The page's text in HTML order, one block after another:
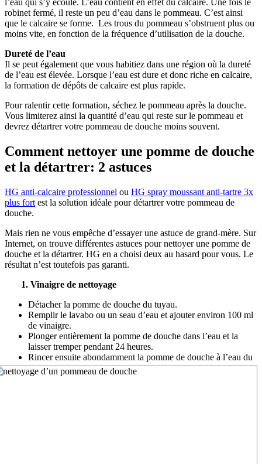
l’eau qui s’y écoule. L’eau contient en effet du calcaire. Une fois le
robinet fermé, il reste un peu d’eau dans le pommeau. C’est ainsi
que le calcaire se forme. Les trous du pommeau s’obstruent plus ou
moins vite, en fonction de la fréquence d’utilisation de la douche.
Dureté de l’eau
Il se peut également que vous habitiez dans une région où la dureté
de l’eau est élevée. Lorsque l’eau est dure et donc riche en calcaire,
la formation de dépôts de calcaire est plus rapide.
Pour ralentir cette formation, séchez le pommeau après la douche.
Vous limiterez ainsi la quantité d’eau qui reste sur le pommeau et
devrez détartrer votre pommeau de douche moins souvent.
Comment nettoyer une pomme de douche
et la détartrer: 2 astuces
HG anti-calcaire professionnel ou HG spray moussant anti-tartre 3x
plus fort est la solution idéale pour détartrer votre pommeau de
douche.
Mais rien ne vous empêche d’essayer une astuce de grand-mère. Sur
Internet, on trouve différentes astuces pour nettoyer une pomme de
douche et la détartrer. HG en a choisi deux au hasard pour vous. Le
résultat n’est toutefois pas garanti.
1. Vinaigre de nettoyage
Détacher la pomme de douche du tuyau.
Remplir le lavabo ou un seau d’eau et ajouter environ 100 ml
de vinaigre.
Plonger entièrement la pomme de douche dans l’eau et la
laisser tremper pendant 24 heures.
Rincer ensuite abondamment la pomme de douche à l’eau du